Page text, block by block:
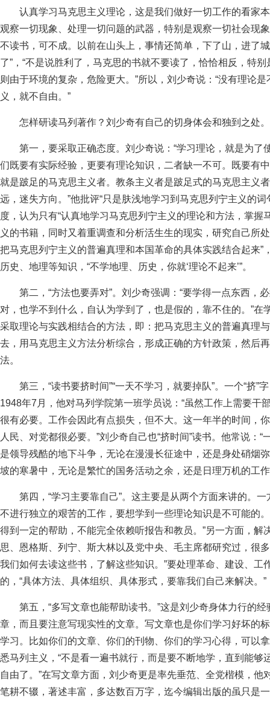
认真学习马克思主义理论，这是我们做好一切工作的看家
观察一切现象、处理一切问题的武器，特别是观察一切社会现
不读书，可不成。以前在山头上，事情还简单，下了山，进了
了”，“不是说胜利了，马克思的书就不要读了，恰恰相反，特
则由于环境的复杂，危险更大。”所以，刘少奇说：“没有理论
义，就不自由。”
怎样研读马列著作？刘少奇有自己的切身体会和独到之处
第一，要采取正确态度。刘少奇说：“学习理论，就是为
们既要有实际经验，更要有理论知识，二者缺一不可。既要有
就是跛足的马克思主义者。教条主义者是跛足式的马克思主义
远，迷失方向。”他批评“只是肤浅地学习到马克思列宁主义的
度，认为只有“认真地学习马克思列宁主义的理论和方法，掌握
义的书籍，同时又着重调查和分析活生生的现实，研究自己所
把马克思列宁主义的普遍真理和本国革命的具体实践结合起来
历史、地理等知识，“不学地理、历史，你就‘理论不起来’”。
第二，“方法也要弄对”。刘少奇强调：“要学得一点东西，
对，也学不到什么，自认为学到了，也是假的，靠不住的。”
采取理论与实践相结合的方法，即：把马克思主义的普遍真理
去，用马克思主义方法分析综合，形成正确的方针政策，然后
法。
第三，“读书要挤时间”“一天不学习，就要掉队”。一个“挤
1948年7月，他对马列学院第一班学员说：“虽然工作上需要干
很有必要。工作会因此有点损失，但不大。这一年半的时间，
人民、对党都很必要。”刘少奇自己也“挤时间”读书。他常说：
是领导残酷的地下斗争，无论在漫漫长征途中，还是身处硝烟
坡的寒暑中，无论是繁忙的国务活动之余，还是日理万机的工
第四，“学习主要靠自己”。这主要是从两个方面来讲的。
不进行独立的艰苦的工作，要想学到一些理论知识是不可能的
得到一定的帮助，不能完全依赖听报告和教员。”另一方面，解
思、恩格斯、列宁、斯大林以及党中央、毛主席都研究过，很
我们如何去读这些书，了解这些知识。”要处理革命、建设、
的，“具体方法、具体组织、具体形式，要靠我们自己来解决。
第五，“多写文章也能帮助读书。”这是刘少奇身体力行的
章，而且要注意写现实性的文章。写文章也是你们学习好坏的
学习。比如你们的文章、你们的刊物、你们的学习心得，可以
悉马列主义，“不是看一遍书就行，而是要不断地学，直到能
自由了。”在写文章方面，刘少奇更是率先垂范、全党楷模，
笔耕不辍，著述丰富，多达数百万字，迄今编辑出版的虽只是